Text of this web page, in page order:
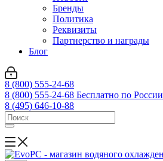
Бренды
Политика
Реквизиты
Партнерство и награды
Блог
8 (800) 555-24-68
8 (800) 555-24-68 Бесплатно по России
8 (495) 646-10-88